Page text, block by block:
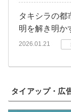
タキシラの都
明を解き明か
2026.01.21
タイアップ・広